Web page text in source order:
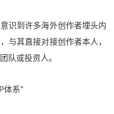
识到许多海外创作者埋头内
与其直接对接创作者本人，
队或投资人。
体系”